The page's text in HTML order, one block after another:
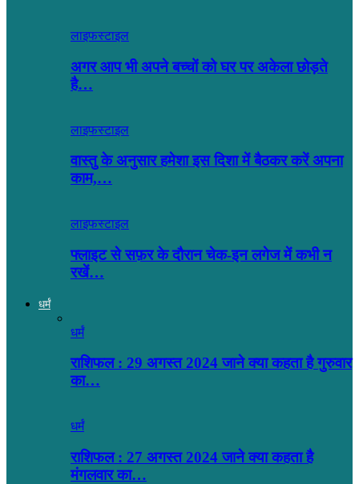
लाइफस्टाइल
अगर आप भी अपने बच्चों को घर पर अकेला छोड़ते
है…
लाइफस्टाइल
वास्तु के अनुसार हमेशा इस दिशा में बैठकर करें अपना
काम,…
लाइफस्टाइल
फ्लाइट से सफ़र के दौरान चेक-इन लगेज में कभी न
रखें…
धर्मं
धर्मं
राशिफल : 29 अगस्त 2024 जाने क्या कहता है गुरुवार
का…
धर्मं
राशिफल : 27 अगस्त 2024 जाने क्या कहता है
मंगलवार का…